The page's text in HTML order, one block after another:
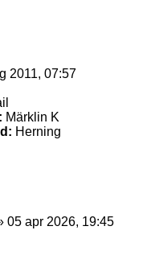
2011, 07:57
Märklin K
Herning
05 apr 2026, 19:45